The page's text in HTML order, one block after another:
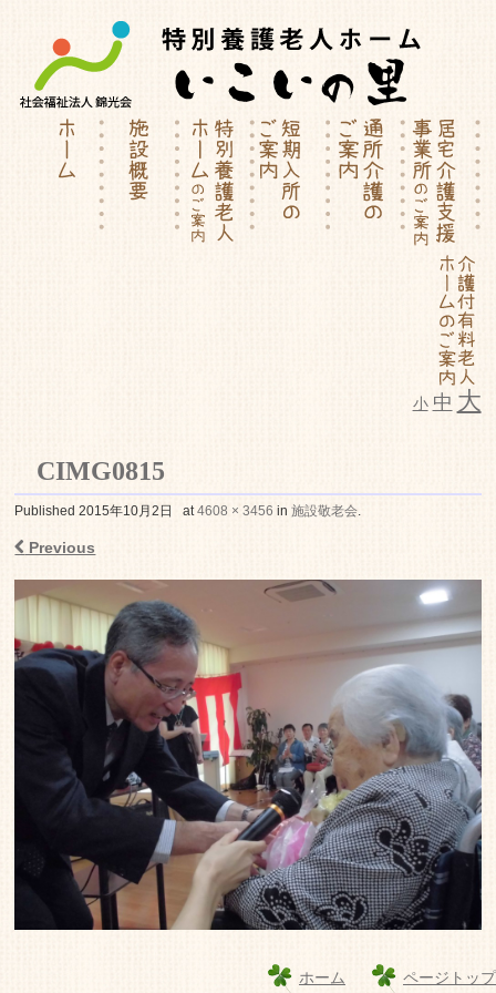
小 中 大
特別養護老人ホーム | 介護付有料
老人ホーム いこいの里
CIMG0815
Published2015年10月2日 at4608 × 3456 in施設敬老会.
Previous
ホーム ページトップ